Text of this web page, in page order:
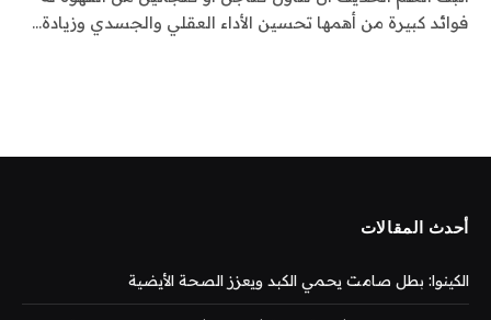
فوائد كبيرة من أهمها تحسين الأداء العقلي والجسدي وزيادة…
أحدث المقالات
الكينوا: بطل صامت يحمي الكبد ويعزز الصحة الأيضية